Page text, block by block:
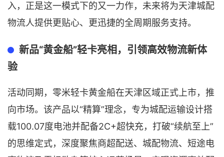
入，正是这一模式下的又一力作，未来将为天津城配
物流人提供更贴心、更迅捷的全周期服务支持。
新品“黄金船”轻卡亮相，引领高效物流新体
验
活动同期，零米轻卡黄金船在天津区域正式上市，推
向市场。该产品以“精算”理念，专为城配运输设计搭
载100.07度电池并配备2C+超快充，打破“续航至上”
的思维定式，深度聚焦商超配送、城配物流、短途电